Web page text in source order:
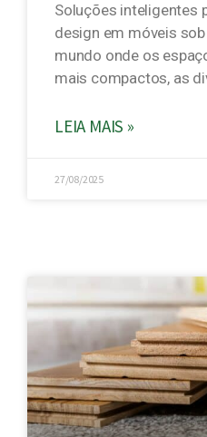
Soluções inteligentes
design em móveis
mundo onde os
mais compactos, as
LEIA MAIS »
27/08/2025